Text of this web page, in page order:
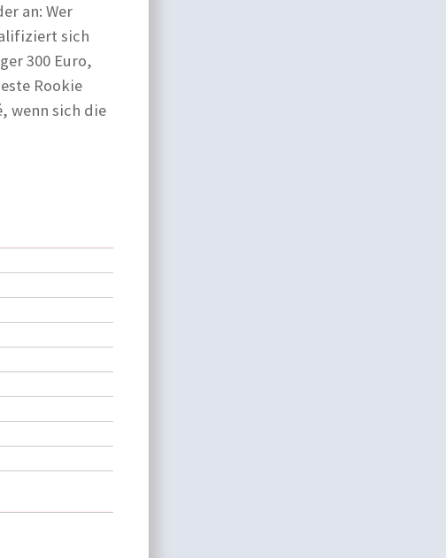
an: Wer
sich
300 Euro,
Rookie
wenn sich die